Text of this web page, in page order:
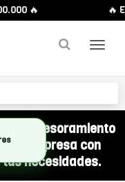
🔥 🔥
asesoramiento
tu empresa con
necesidades.